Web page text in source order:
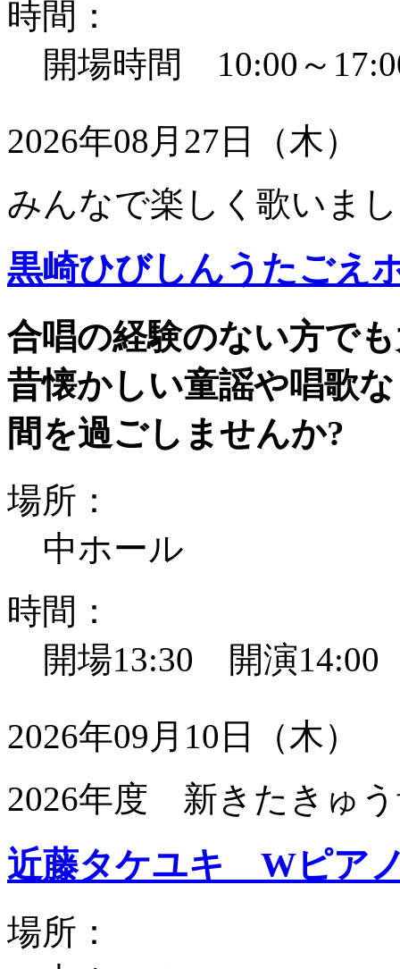
時間：
開場時間 10:00～
2026年08月27日（木）
みんなで楽しく歌いま
黒崎ひびしんうたごえ
合唱の経験のない方で
昔懐かしい童謡や唱歌
間を過ごしませんか?
場所：
中ホール
時間：
開場13:30 開演14:00
2026年09月10日（木）
2026年度 新きたきゅ
近藤タケユキ Wピア
場所：